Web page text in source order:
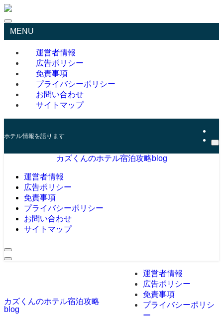
MENU
運営者情報
広告ポリシー
免責事項
プライバシーポリシー
お問い合わせ
サイトマップ
ホテル情報を語ります
カズくんのホテル宿泊攻略blog
運営者情報
広告ポリシー
免責事項
プライバシーポリシー
お問い合わせ
サイトマップ
カズくんのホテル宿泊攻略
blog
運営者情報
広告ポリシー
免責事項
プライバシーポリシ
ー